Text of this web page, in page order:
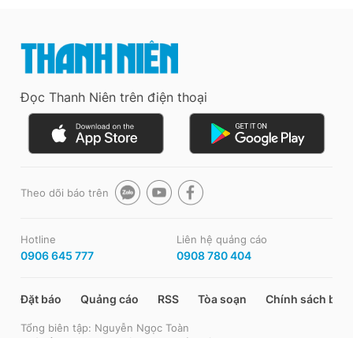
Đọc Thanh Niên trên điện thoại
Theo dõi báo trên
Hotline
0906 645 777
Liên hệ quảng cáo
0908 780 404
Đặt báo Quảng cáo RSS Tòa soạn Chính sách bảo
Tổng biên tập: Nguyễn Ngọc Toàn